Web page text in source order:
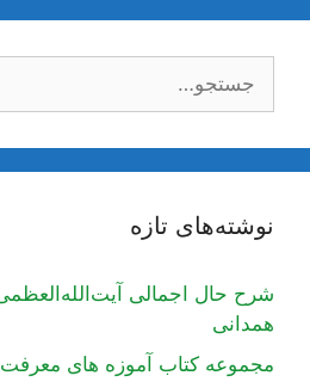
نوشته‌های تازه
شرح حال اجمالی
همدانی
مجموعه کتاب آموزه های معرفت